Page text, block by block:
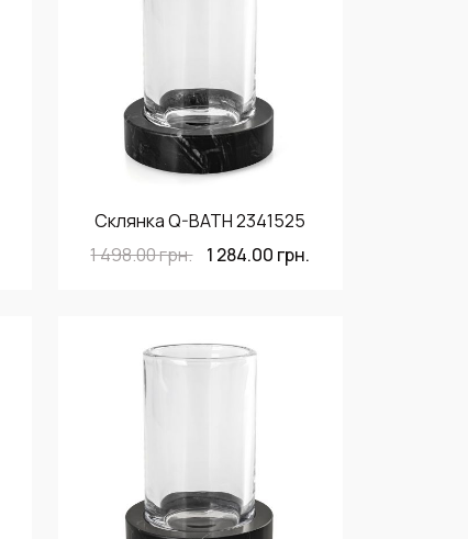
Склянка Q-BATH 2341525
1 498.00грн. 1 284.00 грн.